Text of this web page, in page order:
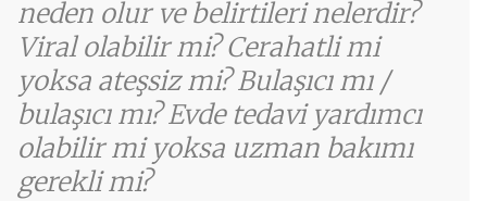
neden olur ve belirtileri nelerdir?
Viral olabilir mi? Cerahatli mi
yoksa ateşsiz mi? Bulaşıcı mı /
bulaşıcı mı? Evde tedavi yardımcı
olabilir mi yoksa uzman bakımı
gerekli mi?